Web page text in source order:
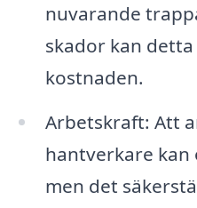
nuvarande
skador kan
kostnaden.
Arbetskraft: Att
hantverkare kan
men det